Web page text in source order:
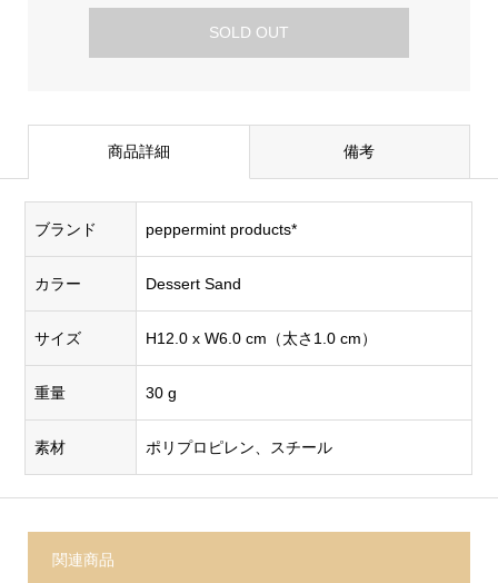
SOLD OUT
商品詳細 備考
ブランド peppermint products*
カラー Dessert Sand
サイズ H12.0 x W6.0 cm（太さ1.0 cm）
重量 30 g
素材 ポリプロピレン、スチール
関連商品